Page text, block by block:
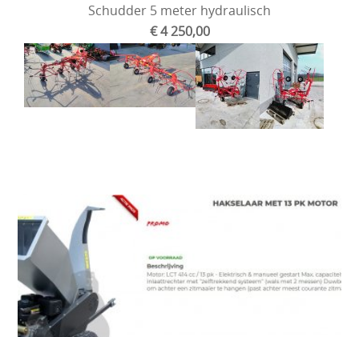
Schudder 5 meter hydraulisch
€ 4 250,00